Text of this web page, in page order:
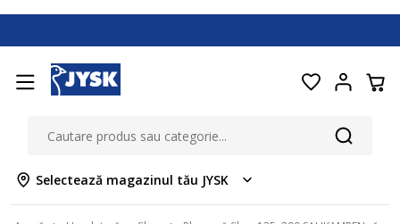
Selectează magazinul tău JYSK